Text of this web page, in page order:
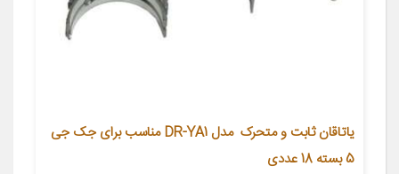
یاتاقان ثابت و متحرک مدل DR-YA1 مناسب برای جک جی
5 بسته 18 عددی